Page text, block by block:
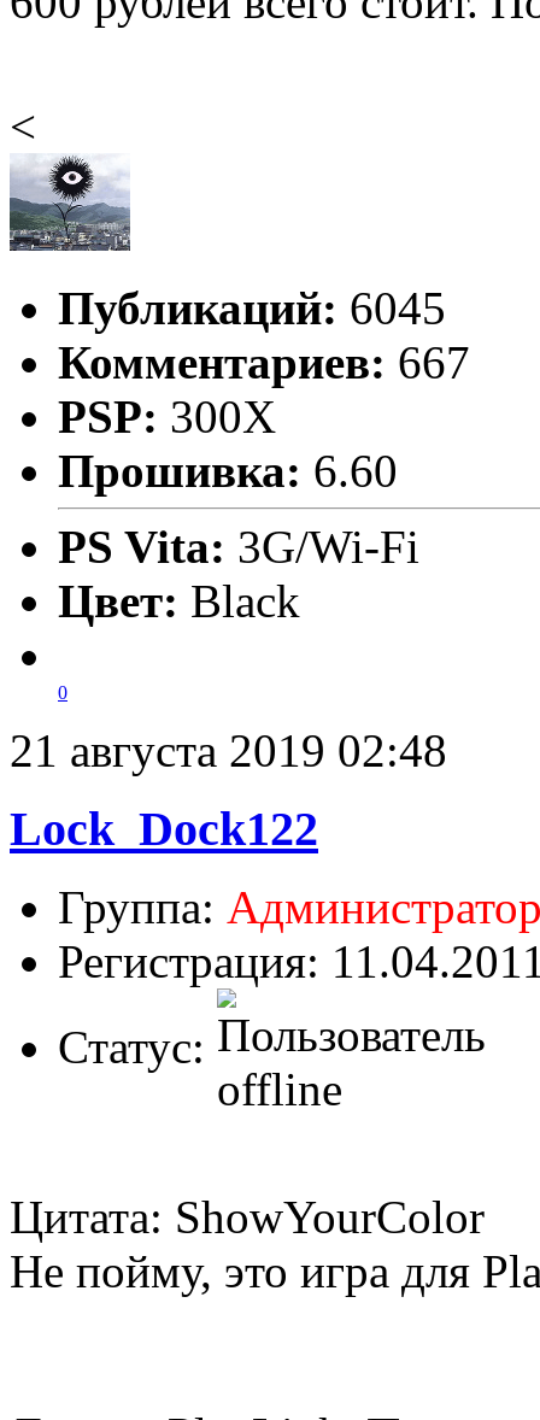
<
Публикаций: 6045
Комментариев: 667
PSP: 300X
Прошивка: 6.60
PS Vita: 3G/Wi-Fi
Цвет: Black
0
21 августа 2019 02:48
Lock_Dock122
Группа:
Регистрация:
Статус:
Цитата: ShowYourColor
Не пойму, это игра для